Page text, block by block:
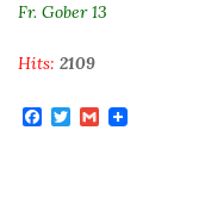
Fr. Gober 13
Hits: 2109
F
T
G